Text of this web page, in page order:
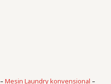
–Mesin Laundry konvensional –